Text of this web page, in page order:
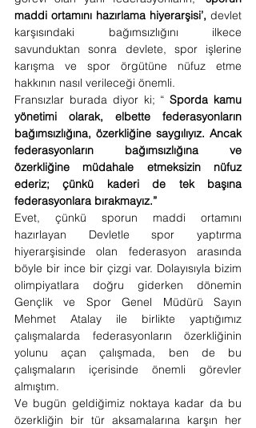
maddi ortamını hazırlama hiyerarşisi’, devlet
karşısındaki bağımsızlığını ilkece
savunduktan sonra devlete, spor işlerine
karışma ve spor örgütüne nüfuz etme
hakkının nasıl verileceği önemli.
Fransızlar burada diyor ki; “ Sporda kamu
yönetimi olarak, elbette federasyonların
bağımsızlığına, özerkliğine saygılıyız. Ancak
federasyonların bağımsızlığına ve
özerkliğine müdahale etmeksizin nüfuz
ederiz; çünkü kaderi de tek başına
federasyonlara bırakmayız.”
Evet, çünkü sporun maddi ortamını
hazırlayan Devletle spor yaptırma
hiyerarşisinde olan federasyon arasında
böyle bir ince bir çizgi var. Dolayısıyla bizim
olimpiyatlara doğru giderken dönemin
Gençlik ve Spor Genel Müdürü Sayın
Mehmet Atalay ile birlikte yaptığımız
çalışmalarda federasyonların özerkliğinin
yolunu açan çalışmada, ben de bu
çalışmaların içerisinde önemli görevler
almıştım.
Ve bugün geldiğimiz noktaya kadar da bu
özerkliğin bir tür aksamalarına karşın her